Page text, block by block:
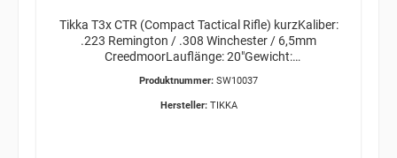
Tikka T3x CTR (Compact Tactical Rifle) kurzKaliber:
.223 Remington / .308 Winchester / 6,5mm
CreedmoorLauflänge: 20"Gewicht:
5/8"x24ERWERBSBERECHTIGUNG ERFORDERLICH /
VERSAND ÜBER OVERNITE KURIER 34,95€
Produktnummer: SW10037
Hersteller: TIKKA